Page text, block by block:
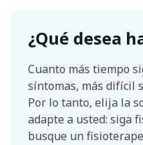
¿Qué desea
Cuanto más tiempo
síntomas, más difícil
Por lo tanto, elija la
adapte a usted: siga
busque un